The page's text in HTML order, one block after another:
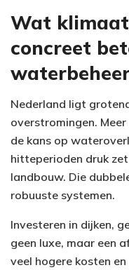
Wat
concreet
Nederland ligt
overstromingen.
de kans op
hitteperioden druk
landbouw. Die
robuuste systemen.
Investeren in dijken,
geen luxe, maar een
veel hogere kosten